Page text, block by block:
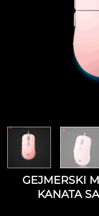
GEJMERSKI
KANATA